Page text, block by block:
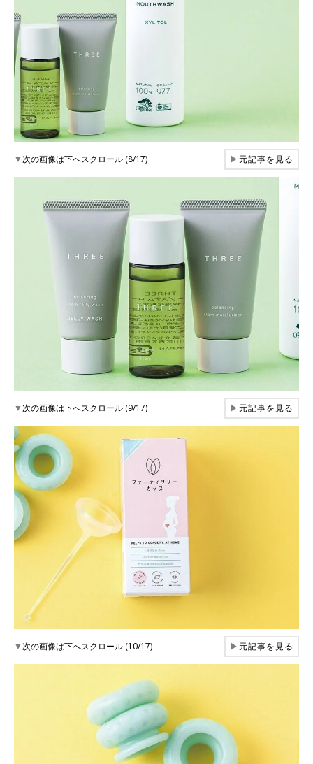
▼次の画像は下へスクロール (8/17) ▶元記事を見る
▼次の画像は下へスクロール (9/17) ▶元記事を見る
▼次の画像は下へスクロール (10/17) ▶元記事を見る